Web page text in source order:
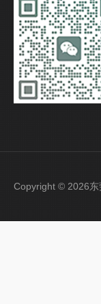
Copyright © 2026